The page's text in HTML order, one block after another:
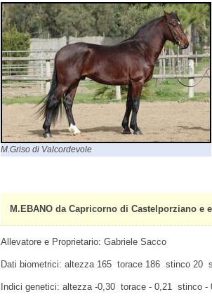
M.Griso di Valcordevole
M.EBANO da Capricorno di Castelporziano e
Allevatore e Proprietario: Gabriele Sacco
Dati biometrici: altezza 165 torace 186 stinco 20
Indici genetici: altezza -0,30 torace - 0,21 stinco -